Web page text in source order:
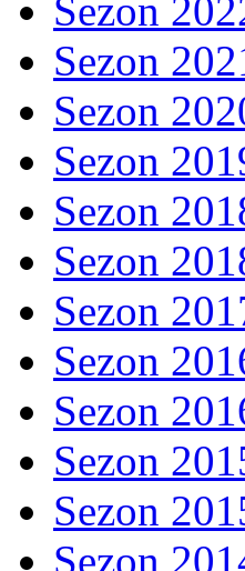
Sezon
Sezon
Sezon
Sezon
Sezon
Sezon
Sezon
Sezon
Sezon
Sezon
Sezon
Sezon